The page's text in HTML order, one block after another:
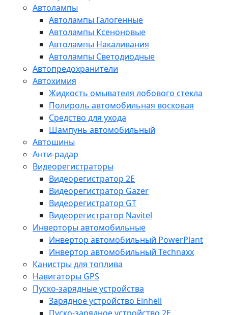
Автолампы
Автолампы Галогенные
Автолампы Ксеноновые
Автолампы Накаливания
Автолампы Светодиодные
Автопредохранители
Автохимия
Жидкость омывателя лобового стекла
Полироль автомобильная восковая
Средство для ухода
Шампунь автомобильный
Автошины
Анти-радар
Видеорегистраторы
Видеорегистратор 2E
Видеорегистратор Gazer
Видеорегистратор GT
Видеорегистратор Navitel
Инверторы автомобильные
Инвертор автомобильный PowerPlant
Инвертор автомобильный Technaxx
Канистры для топлива
Навигаторы GPS
Пуско-зарядные устройства
Зарядное устройство Einhell